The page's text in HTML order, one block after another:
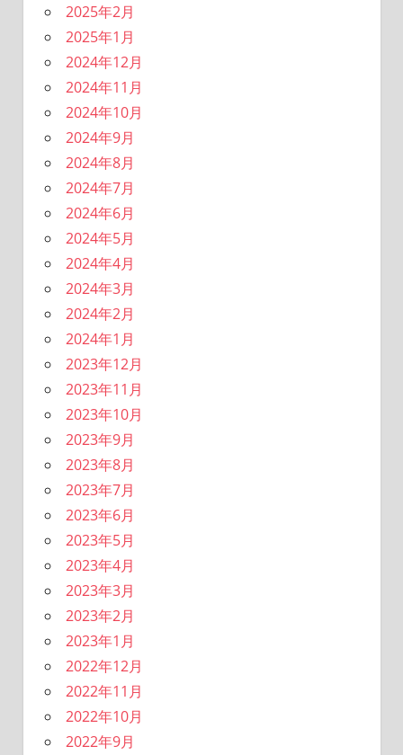
2025年2月
2025年1月
2024年12月
2024年11月
2024年10月
2024年9月
2024年8月
2024年7月
2024年6月
2024年5月
2024年4月
2024年3月
2024年2月
2024年1月
2023年12月
2023年11月
2023年10月
2023年9月
2023年8月
2023年7月
2023年6月
2023年5月
2023年4月
2023年3月
2023年2月
2023年1月
2022年12月
2022年11月
2022年10月
2022年9月